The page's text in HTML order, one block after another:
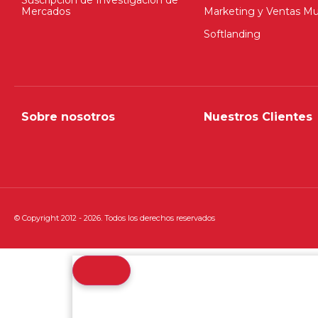
Mercados
Marketing y Ventas
Softlanding
Sobre nosotros Nuestros Clientes
© Copyright 2012 - 2026. Todos los derechos reservados